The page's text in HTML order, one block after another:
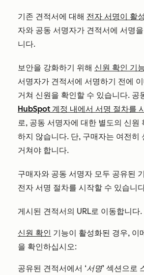
기존 견적서에 대해 전자 서명이 활
자와 공동 서명자가 견적서에 서명
니다.
보안을 강화하기 위해 신원 확인 기
서명자가 견적서에 서명하기 전에
거쳐 신원을 확인할 수 있습니다. 공
HubSpot 계정 내에서 서명 절차를
로, 공동 서명자에 대한 별도의 신원
하지 않습니다. 단, 구매자는 여전히
거쳐야 합니다.
구매자와 공동 서명자 모두 공유된
전자 서명 절차를 시작할 수 있습니
게시된 견적서의 URL로 이동합니다.
신원 확인 기능이 활성화된 경우, 이
을 확인하십시오:
공유된 견적서에서 ‘서명’ 섹션으로